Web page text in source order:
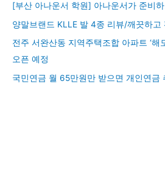
[부산 아나운서 학원] 아나운서가 준비
양말브랜드 KLLE 발 4종 리뷰/깨끗하고
전주 서완산동 지역주택조합 아파트 ‘해
오픈 예정
국민연금 월 65만원만 받으면 개인연금